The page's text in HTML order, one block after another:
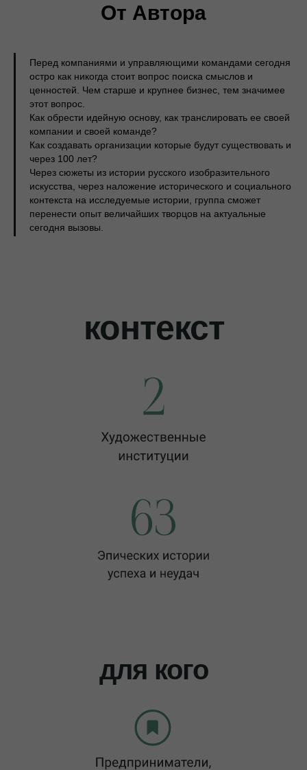
От Автора
Перед компаниями и управляющими командами сегодня
остро как никогда стоит вопрос поиска смыслов и
ценностей. Чем старше и крупнее бизнес, тем значимее
этот вопрос.
Как обрести идейную основу, как транслировать ее своей
компании и своей команде?
Как создавать организации которые будут существовать и
через 100 лет?
Через сюжеты из истории русского изобразительного
искусства, через наложение исторического и социального
контекста на исследуемые истории, группа сможет
перенести опыт величайших творцов на актуальные
сегодня вызовы.
для кого
контекст